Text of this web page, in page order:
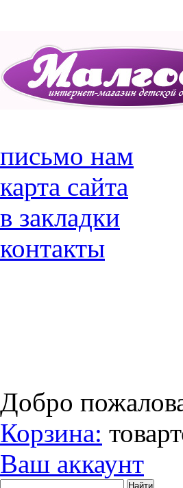
письмо нам
карта сайта
в закладки
контакты
Добро
Корзина: товар
Ваш аккаунт